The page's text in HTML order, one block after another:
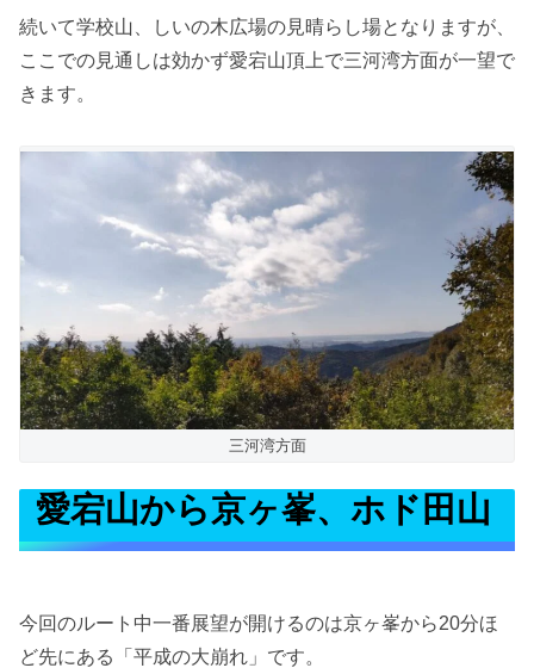
続いて学校山、しいの木広場の見晴らし場となりますが、
ここでの見通しは効かず愛宕山頂上で三河湾方面が一望で
きます。
三河湾方面
愛宕山から京ヶ峯、ホド田山
今回のルート中一番展望が開けるのは京ヶ峯から20分ほ
ど先にある「平成の大崩れ」です。